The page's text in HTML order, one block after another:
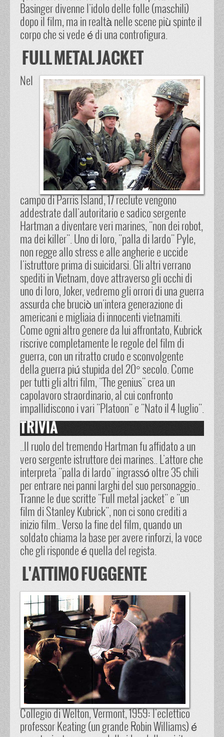
Basinger divenne l'idolo delle folle (maschili)
dopo il film, ma in realtà nelle scene più spinte il
corpo che si vede é di una controfigura.
FULL METAL JACKET
Nel
campo di Parris Island, 17 reclute vengono
addestrate dall'autoritario e sadico sergente
Hartman a diventare veri marines, "non dei robot,
ma dei killer". Uno di loro, "palla di lardo" Pyle,
non regge allo stress e alle angherie e uccide
l'istruttore prima di suicidarsi. Gli altri verrano
spediti in Vietnam, dove attraverso gli occhi di
uno di loro, Joker, vedremo gli orrori di una guerra
assurda che bruciò un'intera generazione di
americani e migliaia di innocenti vietnamiti.
Come ogni altro genere da lui affrontato, Kubrick
riscrive completamente le regole del film di
guerra, con un ritratto crudo e sconvolgente
della guerra piú stupida del 20° secolo. Come
per tutti gli altri film, "The genius" crea un
capolavoro straordinario, al cui confronto
impallidiscono i vari "Platoon" e "Nato il 4 luglio".
TRIVIA
..Il ruolo del tremendo Hartman fu affidato a un
vero sergente istruttore dei marines.. L'attore che
interpreta "palla di lardo" ingrassó oltre 35 chili
per entrare nei panni larghi del suo personaggio..
Tranne le due scritte "Full metal jacket" e "un
film di Stanley Kubrick", non ci sono crediti a
inizio film.. Verso la fine del film, quando un
soldato chiama la base per avere rinforzi, la voce
che gli risponde é quella del regista.
L'ATTIMO FUGGENTE
Collegio di Welton, Vermont, 1959: l'eclettico
professor Keating (un grande Robin Williams) é